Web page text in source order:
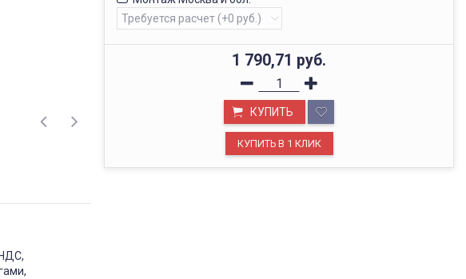
1 790,71 руб.
КУПИТЬ